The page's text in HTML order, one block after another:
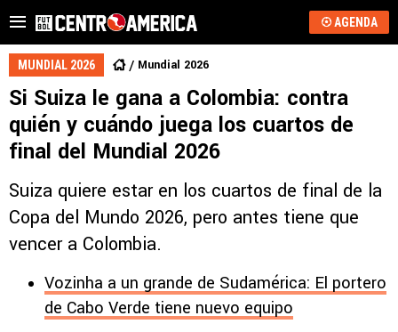
AGENDA
MUNDIAL 2026 Mundial 2026
Si Suiza le gana a Colombia: contra
quién y cuándo juega los cuartos de
final del Mundial 2026
Suiza quiere estar en los cuartos de final de la
Copa del Mundo 2026, pero antes tiene que
vencer a Colombia.
Vozinha a un grande de Sudamérica: El portero
de Cabo Verde tiene nuevo equipo